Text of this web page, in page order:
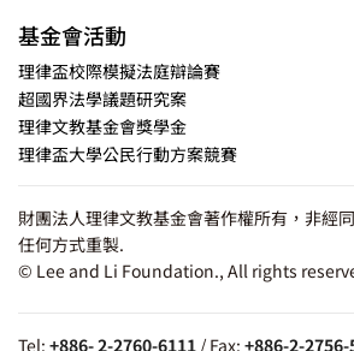
基金會活動
理律盃校際模擬法庭辯論賽
超國界法學議題研究案
理律文教基金會獎學金
理律盃大學公民行動方案競賽
財團法人理律文教基金會著作權所有，非經
任何方式重製.
© Lee and Li Foundation., All rights
Tel: +886- 2-2760-6111 / Fax: +886-2-2756-